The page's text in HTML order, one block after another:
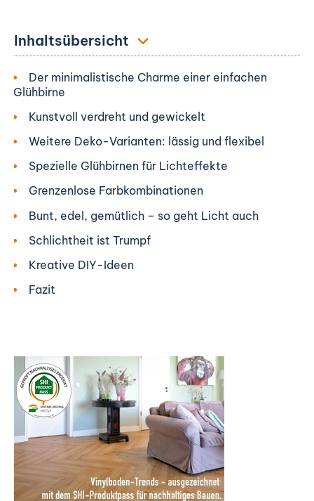
Inhaltsübersicht
Der minimalistische Charme einer einfachen
Glühbirne
Kunstvoll verdreht und gewickelt
Weitere Deko-Varianten: lässig und flexibel
Spezielle Glühbirnen für Lichteffekte
Grenzenlose Farbkombinationen
Bunt, edel, gemütlich – so geht Licht auch
Schlichtheit ist Trumpf
Kreative DIY-Ideen
Fazit